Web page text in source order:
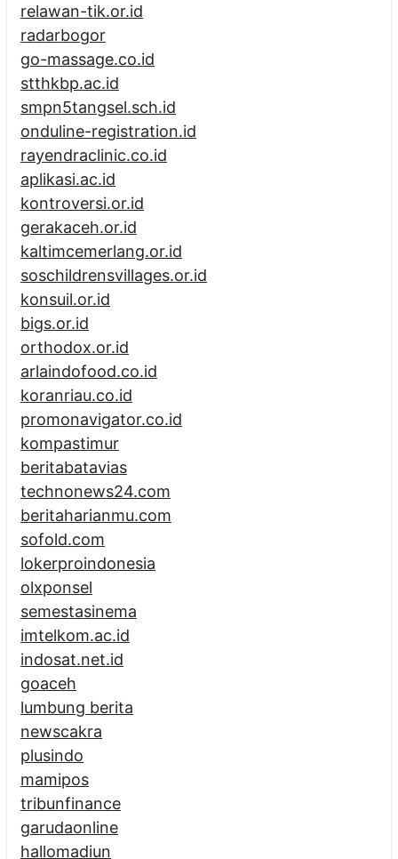
relawan-tik.or.id
radarbogor
go-massage.co.id
stthkbp.ac.id
smpn5tangsel.sch.id
onduline-registration.id
rayendraclinic.co.id
aplikasi.ac.id
kontroversi.or.id
gerakaceh.or.id
kaltimcemerlang.or.id
soschildrensvillages.or.id
konsuil.or.id
bigs.or.id
orthodox.or.id
arlaindofood.co.id
koranriau.co.id
promonavigator.co.id
kompastimur
beritabatavias
technonews24.com
beritaharianmu.com
sofold.com
lokerproindonesia
olxponsel
semestasinema
imtelkom.ac.id
indosat.net.id
goaceh
lumbung berita
newscakra
plusindo
mamipos
tribunfinance
garudaonline
hallomadiun